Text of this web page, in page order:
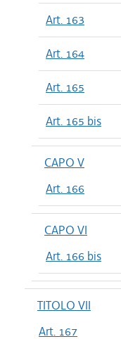
Art. 163
Art. 164
Art. 165
Art. 165 bis
CAPO V
Art. 166
CAPO VI
Art. 166 bis
TITOLO VII
Art. 167